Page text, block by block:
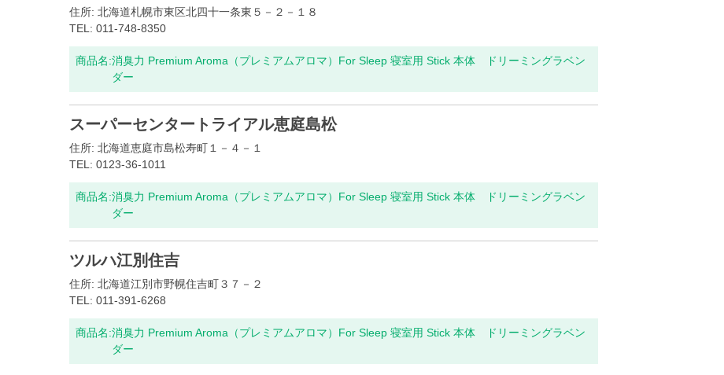
住所: 北海道札幌市東区北四十一条東５－２－１８
TEL: 011-748-8350
商品名:消臭力 Premium Aroma（プレミアムアロマ）For Sleep 寝室用 Stick 本体 ドリーミングラベン
ダー
スーパーセンタートライアル恵庭島松
住所: 北海道恵庭市島松寿町１－４－１
TEL: 0123-36-1011
商品名:消臭力 Premium Aroma（プレミアムアロマ）For Sleep 寝室用 Stick 本体 ドリーミングラベン
ダー
ツルハ江別住吉
住所: 北海道江別市野幌住吉町３７－２
TEL: 011-391-6268
商品名:消臭力 Premium Aroma（プレミアムアロマ）For Sleep 寝室用 Stick 本体 ドリーミングラベン
ダー